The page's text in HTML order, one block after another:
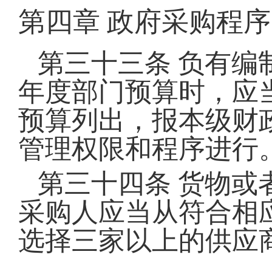
第四章 政府采购程序
第三十三条 负有编
年度部门预算时，应
预算列出，报本级财
管理权限和程序进行
第三十四条 货物或
采购人应当从符合相
选择三家以上的供应